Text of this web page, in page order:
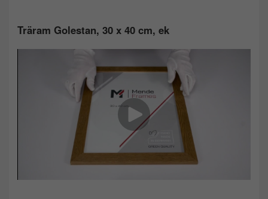
Träram Golestan, 30 x 40 cm, ek